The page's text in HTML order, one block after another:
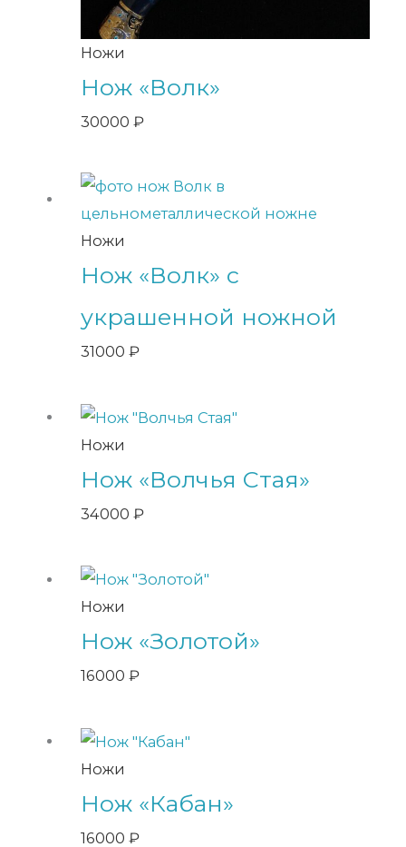
Ножи
Нож «Волк»
30000₽
Ножи
Нож «Волк» с
украшенной ножной
31000₽
Ножи
Нож «Волчья Стая»
34000₽
Ножи
Нож «Золотой»
16000₽
Ножи
Нож «Кабан»
16000₽